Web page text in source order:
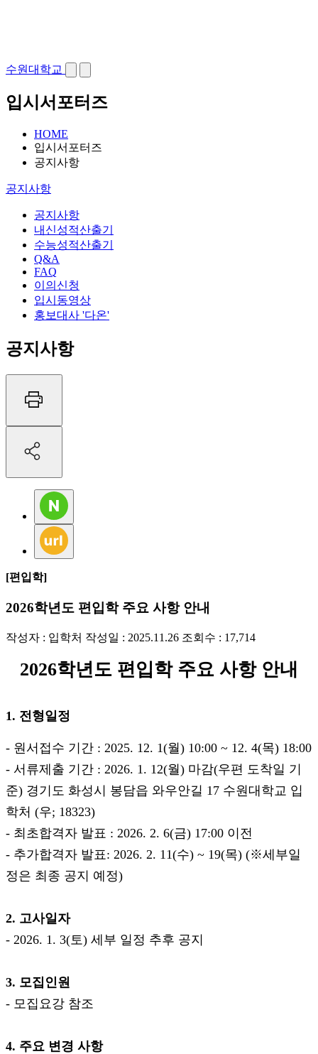
수원대학교
입시서포터즈
HOME
입시서포터즈
공지사항
공지사항
공지사항
내신성적산출기
수능성적산출기
Q&A
FAQ
이의신청
입시동영상
홍보대사 '다온'
공지사항
[편입학]
2026학년도 편입학 주요 사항 안내
작성자 : 입학처 작성일 : 2025.11.26 조회수 : 17,714
2026학년도 편입학 주요 사항 안내
1. 전형일정
- 원서접수 기간 : 2025. 12. 1(월) 10:00 ~ 12. 4(목) 18:00
- 서류제출 기간 : 2026. 1. 12(월) 마감(우편 도착일 기
준) 경기도 화성시 봉담읍 와우안길 17 수원대학교 입
학처 (우; 18323)
- 최초합격자 발표 : 2026. 2. 6(금) 17:00 이전
- 추가합격자 발표: 2026. 2. 11(수) ~ 19(목) (※세부일
정은 최종 공지 예정)
2. 고사일자
- 2026. 1. 3(토) 세부 일정 추후 공지
3. 모집인원
- 모집요강 참조
4. 주요 변경 사항